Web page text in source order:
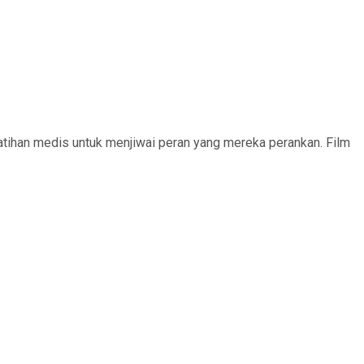
medis untuk menjiwai peran yang mereka perankan. Film